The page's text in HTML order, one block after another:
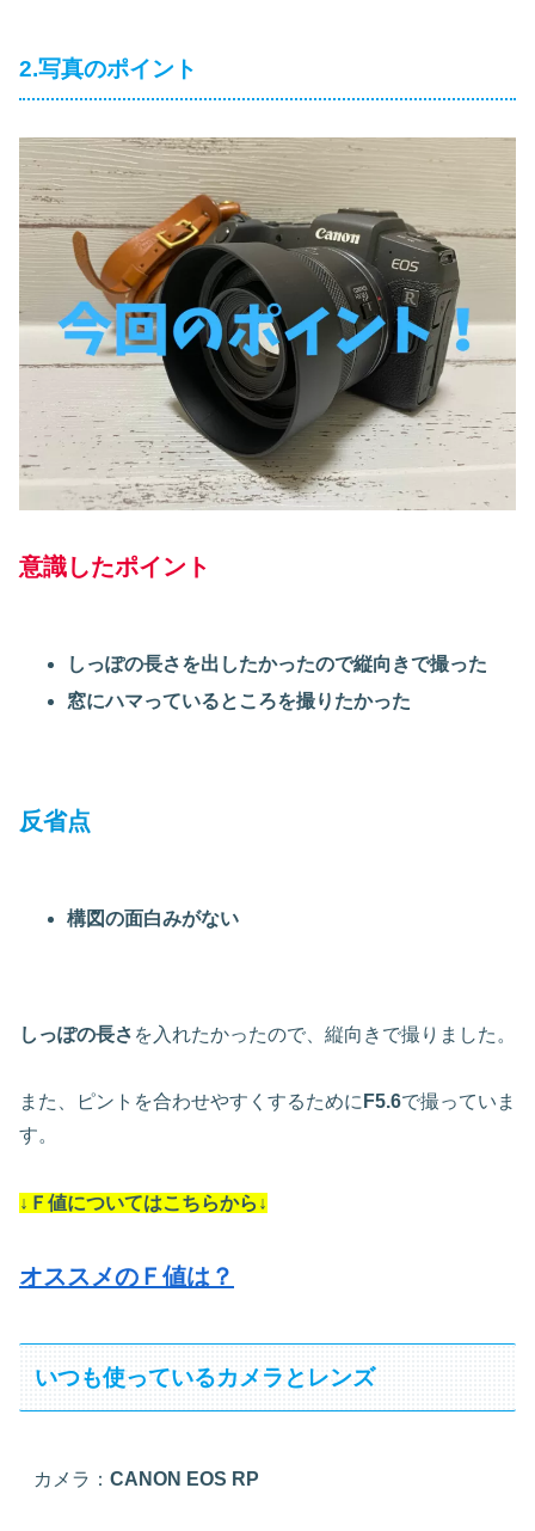
2.写真のポイント
意識したポイント
しっぽの長さを出したかったので縦向きで撮った
窓にハマっているところを撮りたかった
反省点
構図の面白みがない
しっぽの長さ を入れたかったので、縦向きで撮りました。
また、ピントを合わせやすくするために F5.6で撮っていま
す。
↓Ｆ値についてはこちらから↓
オススメのＦ値は？
いつも使っているカメラとレンズ
カメラ： CANON EOS RP